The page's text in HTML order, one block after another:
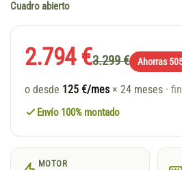
Cuadro abierto
2.794 €3.299 € Ahorras
o desde 125 €/mes × 24 meses ·
Envío 100% montado
MOTOR